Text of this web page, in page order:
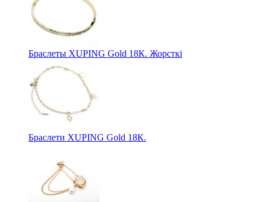
Браслеты XUPING Gold 18К. Жорсткі
Браслети XUPING Gold 18К.